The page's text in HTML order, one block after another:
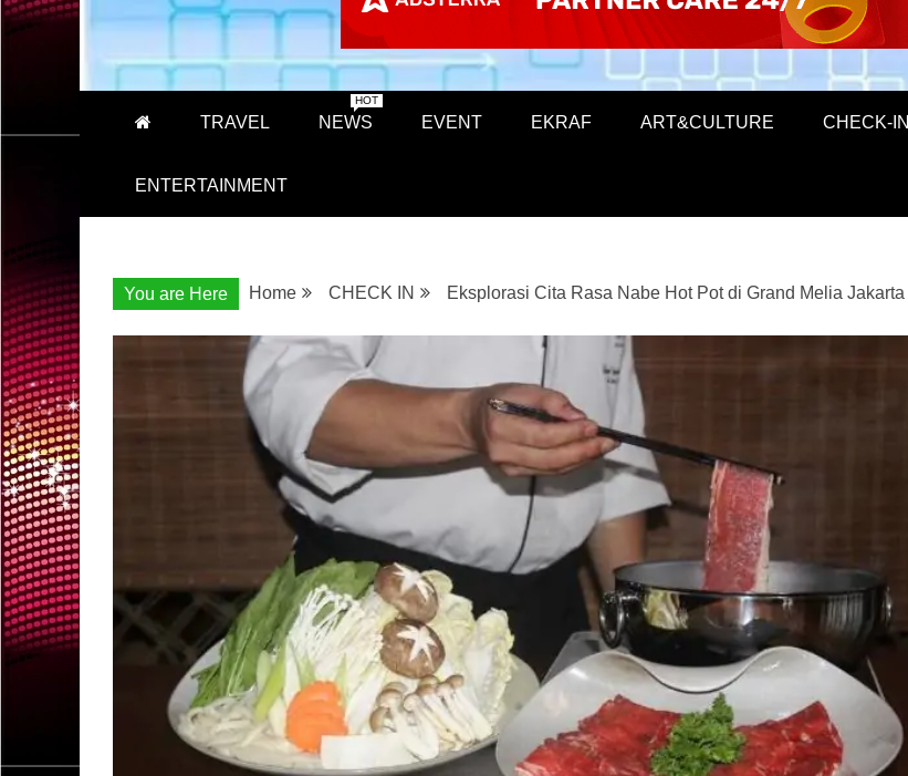
TRAVEL NEWS
HOT
EVENT EKRAF ART&CULTURE CHECK-IN
ENTERTAINMENT
You are Here Home CHECK IN Eksplorasi Cita Rasa Nabe Hot Pot di Grand Melia Jakarta